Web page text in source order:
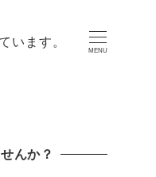
います。
MENU
んか？